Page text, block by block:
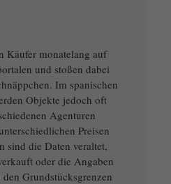
Käufer monatelang auf
und stoßen dabei
Im spanischen
Objekte jedoch oft
Agenturen
Preisen
sind die Daten veraltet,
oder die Angaben
Grundstücksgrenzen